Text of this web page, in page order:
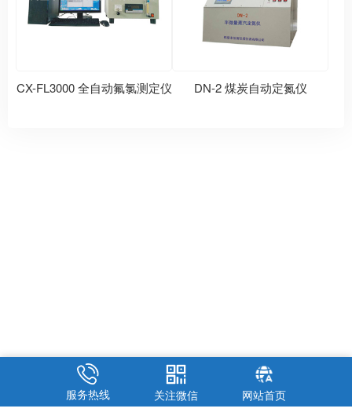
CX-FL3000 全自动氟氯测定仪 DN-2 煤炭自动定氮仪
服务热线 关注微信 网站首页